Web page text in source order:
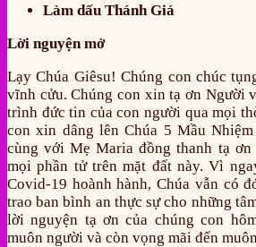
Làm dấu Thánh Giá
Lời nguyện mở
Lạy Chúa Giêsu! Chúng con chúc
vĩnh cửu. Chúng con xin tạ ơn Người
trình đức tin của con người qua mọi
con xin dâng lên Chúa 5 Mầu
cùng với Mẹ Maria đồng thanh tạ ơn
mọi phần tử trên mặt đất này. Vì
Covid-19 hoành hành, Chúa vẫn có
trao ban bình an thực sự cho những
lời nguyện tạ ơn của chúng con
muôn người và còn vọng mãi đến